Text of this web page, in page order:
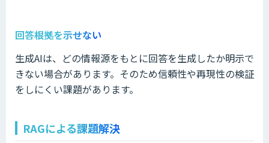
回答根拠を示せない
生成AIは、どの情報源をもとに回答を生成したか明示で
きない場合があります。そのため信頼性や再現性の検証
をしにくい課題があります。
RAGによる課題解決